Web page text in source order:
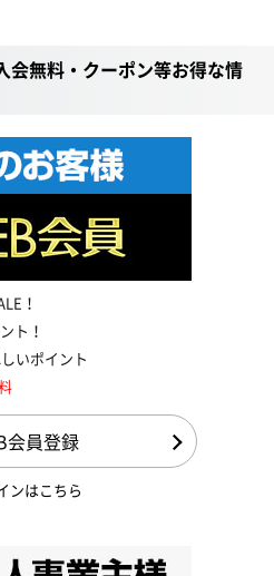
会無料・クーポン等お得な情
！
ト！
いポイント
会員登録
ンはこちら